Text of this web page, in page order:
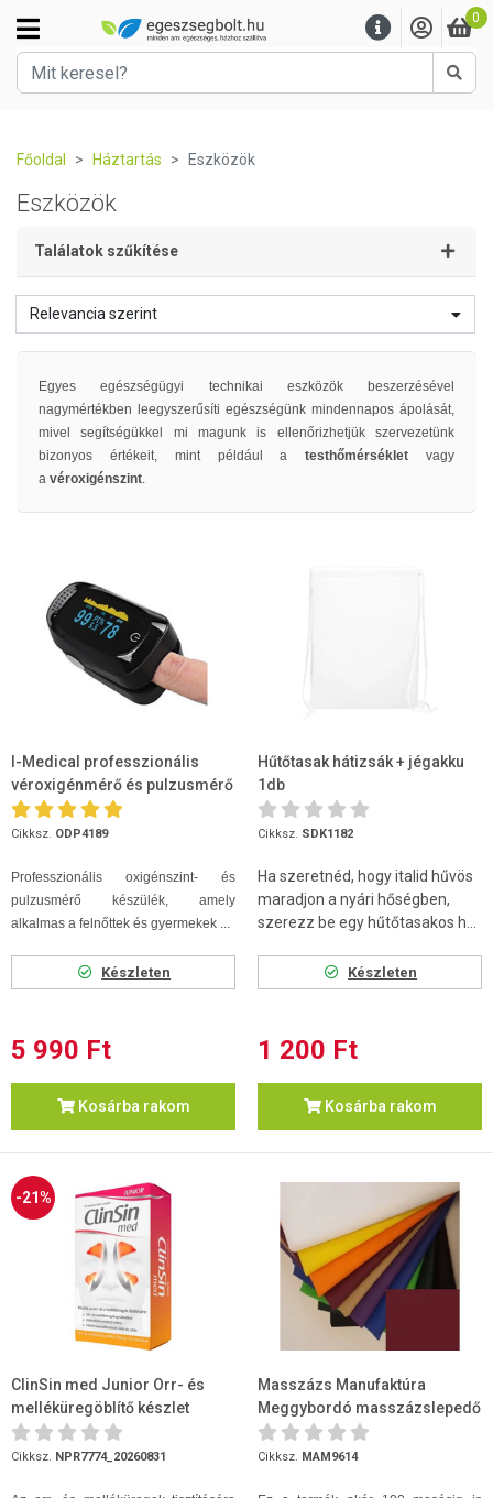
0
Főoldal Háztartás Eszközök
Eszközök
Találatok szűkítése
Relevancia szerint
Egyes egészségügyi technikai eszközök beszerzésével
nagymértékben leegyszerűsíti egészségünk mindennapos ápolását,
mivel segítségükkel mi magunk is ellenőrizhetjük szervezetünk
bizonyos értékeit, mint például a testhőmérsékletvagy
a véroxigénszint.
I-Medical professzionális
véroxigénmérő és pulzusmérő
OLED kijelzővel pulzoximé...
Cikksz. ODP4189
Professzionális oxigénszint- és
pulzusmérő készülék, amely
alkalmas a felnőttek és gyermekek ...
Készleten
5 990 Ft
Kosárba rakom
Hűtőtasak hátizsák + jégakku
1db
Cikksz. SDK1182
Ha szeretnéd, hogy italid hűvös
maradjon a nyári hőségben,
szerezz be egy hűtőtasakos h...
Készleten
1 200 Ft
Kosárba rakom
-21%
ClinSin med Junior Orr- és
melléküregöblítő készlet
(flakon + 16 tasak) (2026.08.31)
Cikksz. NPR7774_20260831
Masszázs Manufaktúra
Meggybordó masszázslepedő
80 x 200
Cikksz. MAM9614